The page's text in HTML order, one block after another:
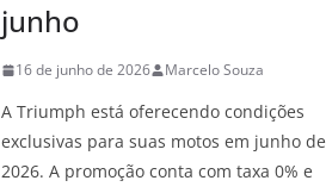
junho
16 de junho de 2026 Marcelo Souza
A Triumph está oferecendo condições
exclusivas para suas motos em junho de
2026. A promoção conta com taxa 0% e